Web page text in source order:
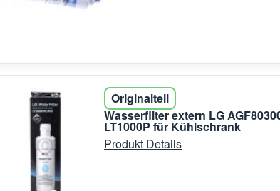
Originalteil
Wasserfilter extern LG
LT1000P für Kühlschrank
Produkt Details